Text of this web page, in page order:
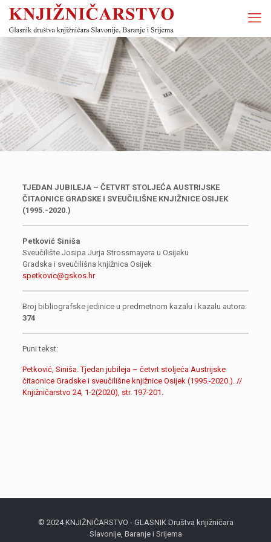
TJEDAN JUBILEJA – ČETVRT STOLJEĆA AUSTRIJSKE
ČITAONICE GRADSKE I SVEUČILIŠNE KNJIŽNICE OSIJEK
(1995.-2020.)
Petković Siniša
Sveučilište Josipa Jurja Strossmayera u Osijeku
Gradska i sveučilišna knjižnica Osijek
spetkovic@gskos.hr
Broj bibliografske jedinice u predmetnom kazalu i kazalu autora:
374
Puni tekst:
Petković, Siniša. Tjedan jubileja – četvrt stoljeća Austrijske
čitaonice Gradske i sveučilišne knjižnice Osijek (1995.-2020.). //
Knjižničarstvo 24, 1-2(2020), str. 197-201.
© 2024 KNJIŽNIČARSTVO - GLASNIK Društva knjižničara
Slavonije, Baranje i Srijema